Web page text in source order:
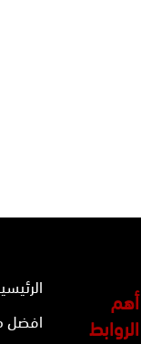
أهم
الروابط
افضل